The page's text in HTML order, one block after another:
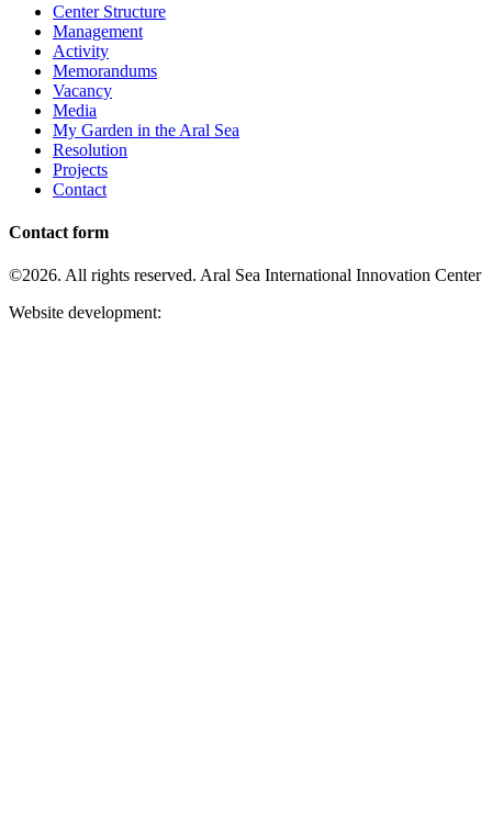
Center Structure
Management
Activity
Memorandums
Vacancy
Media
My Garden in the Aral Sea
Resolution
Projects
Contact
Contact form
©2026. All rights reserved. Aral Sea International Innovation Center
Website development: